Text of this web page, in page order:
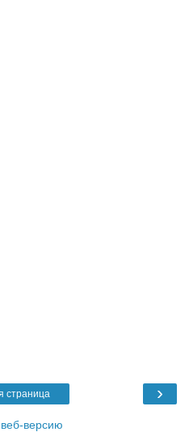
›
страница
версию